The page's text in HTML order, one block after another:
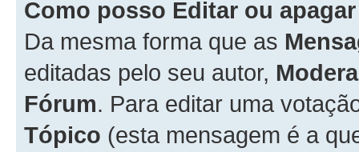
Como posso Editar ou
Da mesma forma que as
editadas pelo seu autor,
Fórum. Para editar uma
Tópico (esta mensagem é a